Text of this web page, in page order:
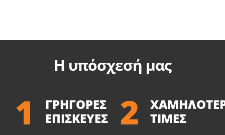
Η υπόσχεσή μας
1
ΓΡΗΓΟΡΕΣ
ΕΠΙΣΚΕΥΕΣ
2
ΤΙΜΕΣ